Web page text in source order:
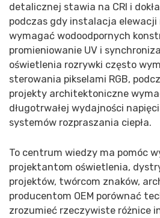
detalicznej stawia na CRI i
podczas gdy instalacja
wymagać wodoodpornych
promieniowanie UV i
oświetlenia rozrywki często
sterowania pikselami RGB,
projekty architektoniczne
długotrwałej wydajności
systemów rozpraszania ciepła.
To centrum wiedzy ma pomóc
projektantom oświetlenia,
projektów, twórcom znaków,
producentom OEM porównać
zrozumieć rzeczywiste różnice